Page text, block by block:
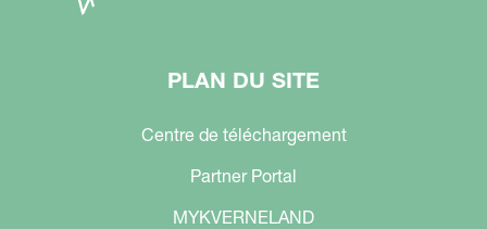
PLAN DU SITE
Centre de téléchargement
Partner Portal
MYKVERNELAND